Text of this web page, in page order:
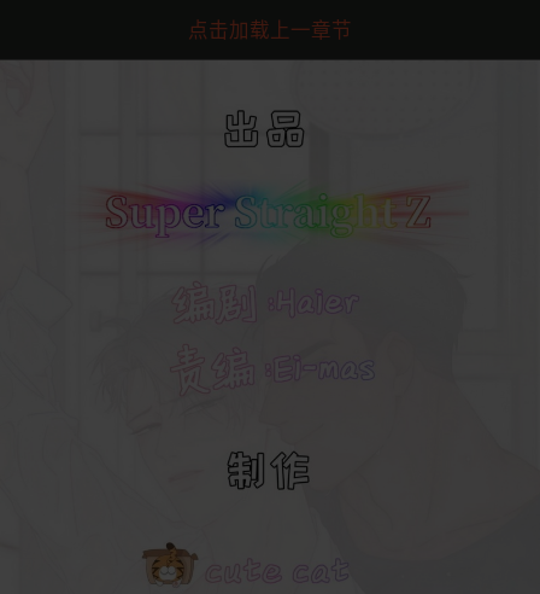
点击加载上一章节